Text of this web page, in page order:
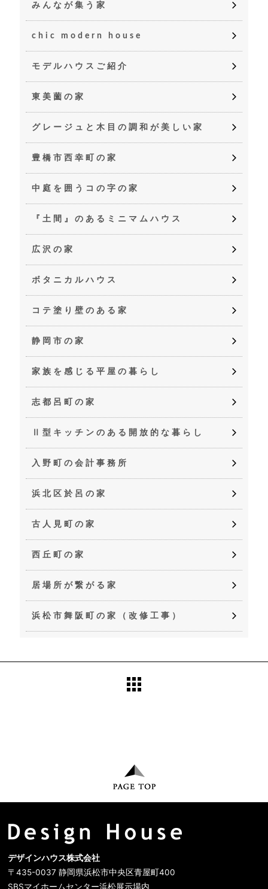
みんなが集う家
chic modern house
モデルハウスご紹介
東美薗の家
グレージュと木目の調和が美しい家
豊橋市西幸町の家
中庭を囲うコの字の家
『土間』のあるミニマムハウス
広沢の家
ボタニカルハウス
コテ塗り壁のある家
静岡市の家
家族を感じる平屋の暮らし
志都呂町の家
Ⅱ型キッチンのある開放的な暮らし
入野町の会計事務所
浜北区於呂の家
古人見町の家
西丘町の家
居場所が繋がる家
浜松市舞阪町の家（改修工事）
デザインハウス株式会社
〒435-0037 静岡県浜松市中央区青屋町400
SBSマイホームセンター浜松展示場内